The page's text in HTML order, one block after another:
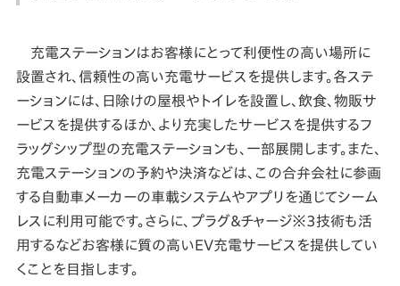
充電ステーションはお客様にとって利便性の高い場所に
設置され、信頼性の高い充電サービスを提供します。各ステ
ーションには、日除けの屋根やトイレを設置し、飲食、物販サ
ービスを提供するほか、より充実したサービスを提供するフ
ラッグシップ型の充電ステーションも、一部展開します。また、
充電ステーションの予約や決済などは、この合弁会社に参画
する自動車メーカーの車載システムやアプリを通じてシーム
レスに利用可能です。さらに、プラグ＆チャージ※3技術も活
用するなどお客様に質の高いEV充電サービスを提供してい
くことを目指します。